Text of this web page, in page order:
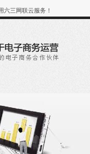
六三网联云服务！